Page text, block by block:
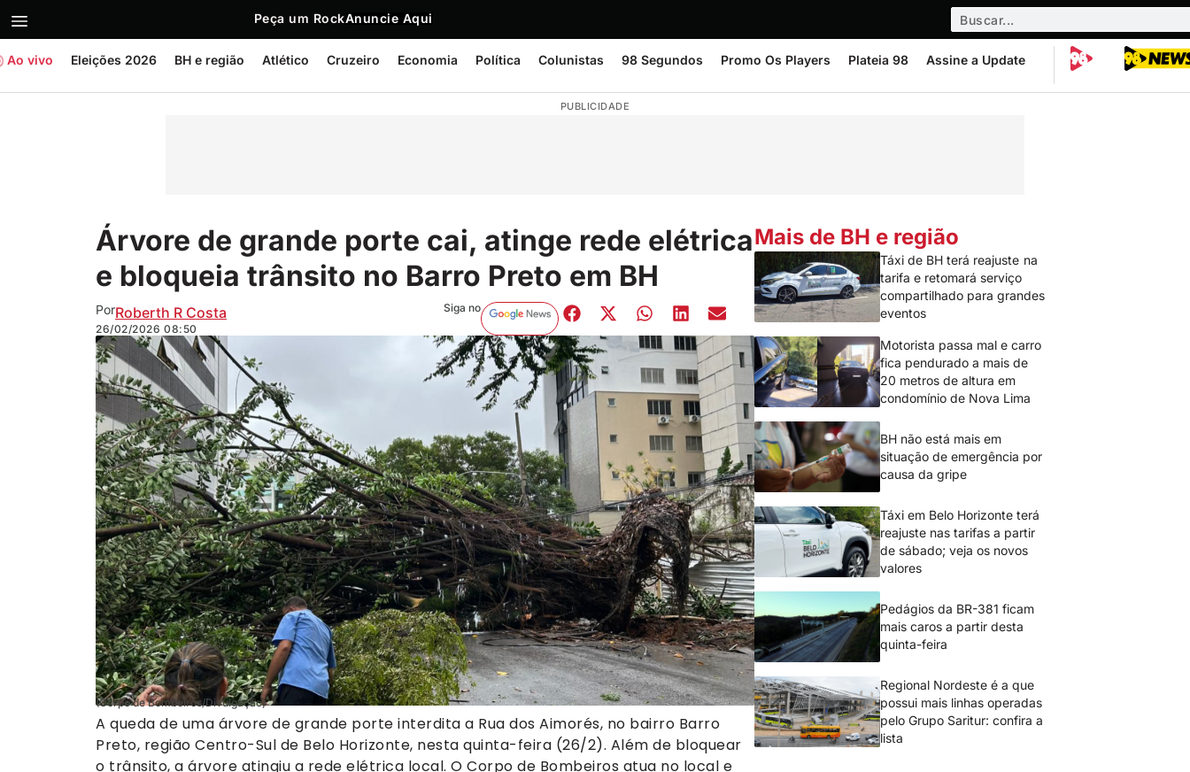
Peça um RockAnuncie Aqui
Ao vivo Eleições 2026 BH e região Atlético Cruzeiro Economia Política Colunistas 98 Segundos Promo Os Players Plateia 98 Assine a Update
PUBLICIDADE
Árvore de grande porte cai, atinge rede elétrica
e bloqueia trânsito no Barro Preto em BH
PorRoberth R Costa
26/02/2026 08:50
Siga no
(Corpo de Bombeiros/Divulgação)
A queda de uma árvore de grande porte interdita a Rua dos Aimorés, no bairro Barro
Preto, região Centro-Sul de Belo Horizonte, nesta quinta-feira (26/2). Além de bloquear
o trânsito, a árvore atingiu a rede elétrica local. O Corpo de Bombeiros atua no local e
Mais de BH e região
Táxi de BH terá reajuste na
tarifa e retomará serviço
compartilhado para grandes
eventos
Motorista passa mal e carro
fica pendurado a mais de
20 metros de altura em
condomínio de Nova Lima
BH não está mais em
situação de emergência por
causa da gripe
Táxi em Belo Horizonte terá
reajuste nas tarifas a partir
de sábado; veja os novos
valores
Pedágios da BR-381 ficam
mais caros a partir desta
quinta-feira
Regional Nordeste é a que
possui mais linhas operadas
pelo Grupo Saritur: confira a
lista